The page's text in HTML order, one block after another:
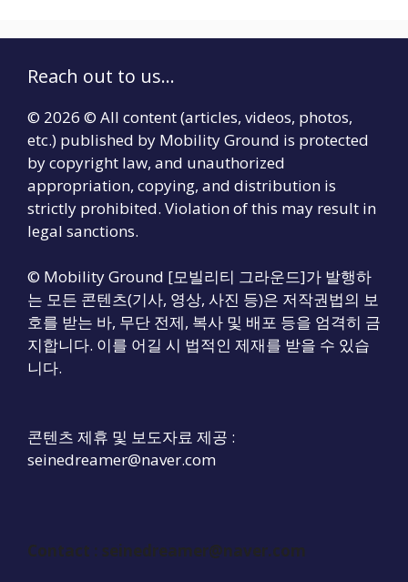
Reach out to us...
© 2026 © All content (articles, videos, photos,
etc.) published by Mobility Ground is protected
by copyright law, and unauthorized
appropriation, copying, and distribution is
strictly prohibited. Violation of this may result in
legal sanctions.
© Mobility Ground [모빌리티 그라운드]가 발행하
는 모든 콘텐츠(기사, 영상, 사진 등)은 저작권법의 보
호를 받는 바, 무단 전제, 복사 및 배포 등을 엄격히 금
지합니다. 이를 어길 시 법적인 제재를 받을 수 있습
니다.
콘텐츠 제휴 및 보도자료 제공 :
seinedreamer@naver.com
Contact : seinedreamer@naver.com